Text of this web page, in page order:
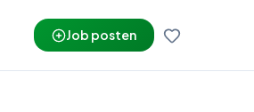
Job posten